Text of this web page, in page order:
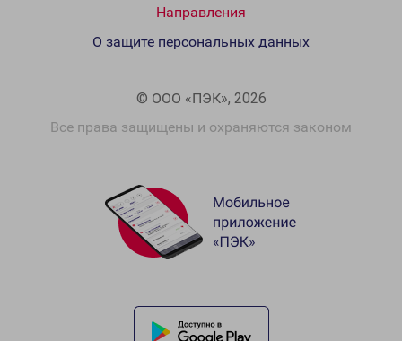
Направления
© ООО «ПЭК», 2026
Все права защищены и охраняются законом
О защите персональных данных